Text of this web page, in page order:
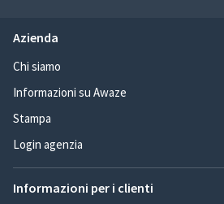
Azienda
Chi siamo
Informazioni su Awaze
Stampa
Login agenzia
Informazioni per i clienti